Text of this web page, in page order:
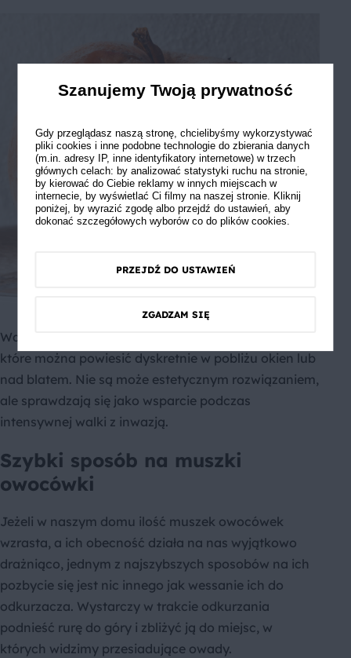
Warto też wspomnieć o lepkich taśmach na owady,
które można powiesić dyskretnie w pobliżu okien lub
nad blatem. Nie są może estetycznym rozwiązaniem,
ale sprawdzają się jako wsparcie podczas
intensywnej walki z inwazją.
Szybki sposób na muszki
owocówki
Jeżeli w naszym domu ilość muszek owocówek
wzrasta, a ich obecność działa na nas wyjątkowo
drażniąco, jednym z najszybszych sposobów na ich
pozbycie się jest nic innego jak wessanie ich do
odkurzacza. Wystarczy w trakcie odkurzania
podnieść rurę do góry i zbliżyć ją do miejsc, w
których widzimy przesiadujące owady.
Szanujemy Twoją prywatność
Gdy przeglądasz naszą stronę, chcielibyśmy wykorzystywać
pliki cookies i inne podobne technologie do zbierania danych
(m.in. adresy IP, inne identyfikatory internetowe) w trzech
głównych celach: by analizować statystyki ruchu na stronie,
by kierować do Ciebie reklamy w innych miejscach w
internecie, by wyświetlać Ci filmy na naszej stronie. Kliknij
poniżej, by wyrazić zgodę albo przejdź do ustawień, aby
dokonać szczegółowych wyborów co do plików cookies.
PRZEJDŹ DO USTAWIEŃ
ZGADZAM SIĘ